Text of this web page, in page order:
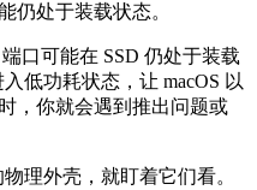
仍处于装载状态。
口可能在 SSD 仍处于装载
低功耗状态，让 macOS 以
，你就会遇到推出问题或
理外壳，就盯着它们看。